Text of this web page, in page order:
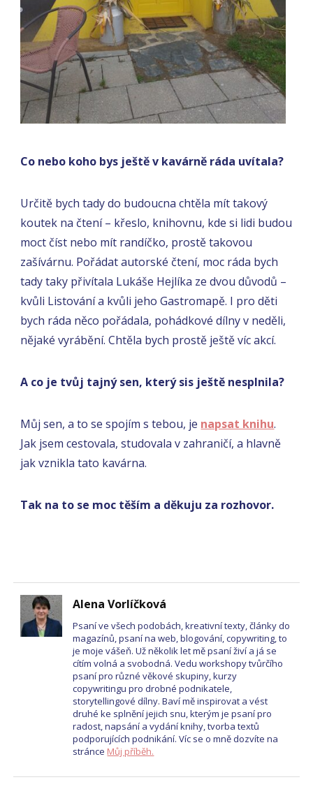
Co nebo koho bys ještě v kavárně ráda uvítala?
Určitě bych tady do budoucna chtěla mít takový
koutek na čtení – křeslo, knihovnu, kde si lidi budou
moct číst nebo mít randíčko, prostě takovou
zašívárnu. Pořádat autorské čtení, moc ráda bych
tady taky přivítala Lukáše Hejlíka ze dvou důvodů –
kvůli Listování a kvůli jeho Gastromapě. I pro děti
bych ráda něco pořádala, pohádkové dílny v neděli,
nějaké vyrábění. Chtěla bych prostě ještě víc akcí.
A co je tvůj tajný sen, který sis ještě nesplnila?
Můj sen, a to se spojím s tebou, je napsat knihu.
Jak jsem cestovala, studovala v zahraničí, a hlavně
jak vznikla tato kavárna.
Tak na to se moc těším a děkuju za rozhovor.
Alena Vorlíčková
Psaní ve všech podobách, kreativní texty, články do
magazínů, psaní na web, blogování, copywriting, to
je moje vášeň. Už několik let mě psaní živí a já se
cítím volná a svobodná. Vedu workshopy tvůrčího
psaní pro různé věkové skupiny, kurzy
copywritingu pro drobné podnikatele,
storytellingové dílny. Baví mě inspirovat a vést
druhé ke splnění jejich snu, kterým je psaní pro
radost, napsání a vydání knihy, tvorba textů
podporujících podnikání. Víc se o mně dozvíte na
stránce Můj příběh.